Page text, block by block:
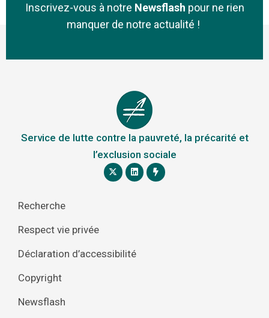
Inscrivez-vous à notre Newsflash pour ne rien
manquer de notre actualité !
Service de lutte contre la pauvreté, la précarité et
l’exclusion sociale
Recherche
Respect vie privée
Déclaration d’accessibilité
Copyright
Newsflash